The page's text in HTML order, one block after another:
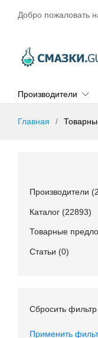
Добро пожаловать
Производители
Главная
Производители
Каталог (22893)
Товарные
Статьи (0)
Сбросить фильтр
Применить